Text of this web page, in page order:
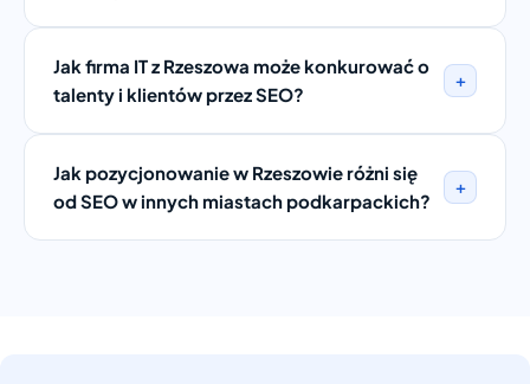
Jak firma IT z Rzeszowa może konkurować o
talenty i klientów przez SEO?
+
Jak pozycjonowanie w Rzeszowie różni się
od SEO w innych miastach podkarpackich?
+